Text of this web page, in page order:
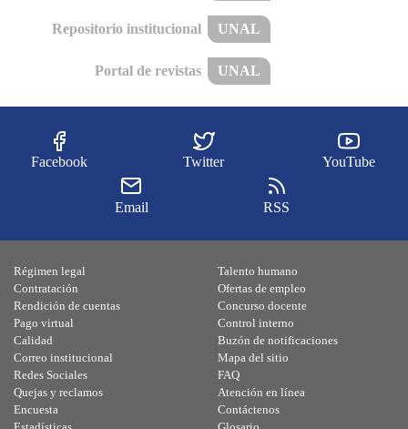
Repositorio institucional UNAL
Portal de revistas UNAL
Facebook Twitter YouTube
Email RSS
Régimen legal
Contratación
Rendición de cuentas
Pago virtual
Calidad
Talento humano
Ofertas de empleo
Concurso docente
Control interno
Buzón de notificaciones
Correo institucional
Redes Sociales
Quejas y reclamos
Encuesta
Mapa del sitio
FAQ
Atención en línea
Contáctenos